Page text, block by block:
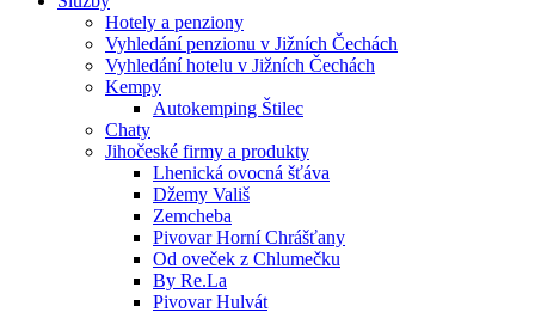
Hotely a penziony
Vyhledání penzionu v Jižních Čechách
Vyhledání hotelu v Jižních Čechách
Kempy
Autokemping Štilec
Chaty
Jihočeské firmy a produkty
Lhenická ovocná šťáva
Džemy Vališ
Zemcheba
Pivovar Horní Chrášťany
Od oveček z Chlumečku
By Re.La
Pivovar Hulvát